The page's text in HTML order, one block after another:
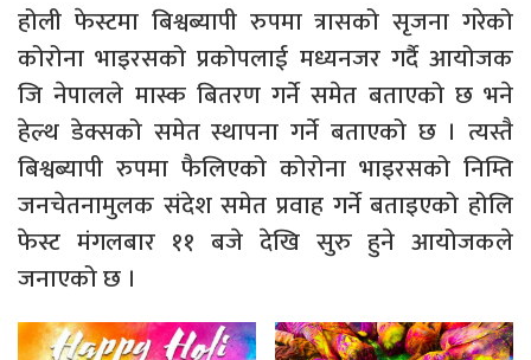
होली फेस्टमा बिश्वब्यापी रुपमा त्रासको सृजना गरेको
कोरोना भाइरसको प्रकोपलाई मध्यनजर गर्दै आयोजक
जि नेपालले मास्क बितरण गर्ने समेत बताएको छ भने
हेल्थ डेक्सको समेत स्थापना गर्ने बताएको छ । त्यस्तै
बिश्वब्यापी रुपमा फैलिएको कोरोना भाइरसको निम्ति
जनचेतनामुलक संदेश समेत प्रवाह गर्ने बताइएको होलि
फेस्ट मंगलबार ११ बजे देखि सुरु हुने आयोजकले
जनाएको छ ।